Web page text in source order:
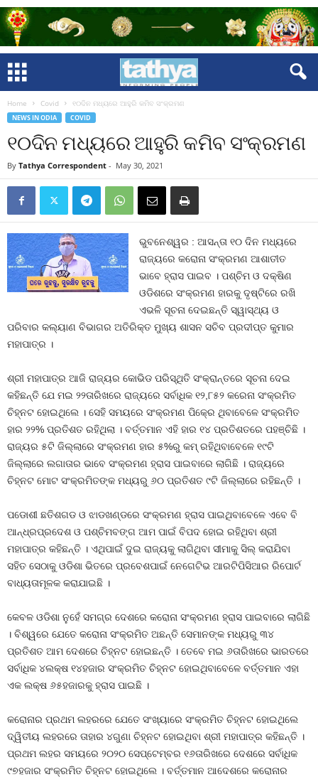
Home Covid ୧୦ଦିନ ମଧ୍ୟରେ ଆହୁରି କମିବ ସଂକ୍ରମଣ
NEWS IN ODIA COVID
୧୦ଦିନ ମଧ୍ୟରେ ଆହୁରି କମିବ ସଂକ୍ରମଣ
By Tathya Correspondent - May 30, 2021
ଭୁବନେଶ୍ୱର : ଆସନ୍ତା ୧୦ ଦିନ ମଧ୍ୟରେ
ରାଜ୍ୟରେ କରୋନା ସଂକ୍ରମଣ ଆଶାତୀତ
ଭାବେ ହ୍ରାସ ପାଇବ । ପଶ୍ଚିମ ଓ ଦକ୍ଷିଣ
ଓଡିଶରେ ସଂକ୍ରମଣ ହାରକୁ ଦୃଷ୍ଟିରେ ରଖି
ଏଭଳି ସୂଚନା ଦେଇଛନ୍ତି ସ୍ୱାସ୍ଥ୍ୟ ଓ
ପରିବାର କଲ୍ୟାଣ ବିଭାଗର ଅତିରିକ୍ତ ମୁଖ୍ୟ ଶାସନ ସଚିବ ପ୍ରଦୀପ୍ତ କୁମାର
ମହାପାତ୍ର ।
ଶ୍ରୀ ମହାପାତ୍ର ଆଜି ରାଜ୍ୟର କୋଭିଡ ପରିସ୍ଥିତି ସଂକ୍ରାନ୍ତରେ ସୂଚନା ଦେଇ
କହିଛନ୍ତି ଯେ ମଇ ୨୨ତାରିଖରେ ରାଜ୍ୟରେ ସର୍ବାଧିକ ୧୨,୮୫୨ କରେନା ସଂକ୍ରମିତ
ଚିହ୍ନଟ ହୋଇଥିଲେ । ସେହି ସମୟରେ ସଂକ୍ରମଣ ପିକ୍‍ରେ ଥିବାବେଳେ ସଂକ୍ରମିତ
ହାର ୨୨% ପ୍ରତିଶତ ରହିଥିଲା । ବର୍ତ୍ତମାନ ଏହି ହାର ୧୪ ପ୍ରତିଶତରେ ପହଞ୍ଚିଛି ।
ରାଜ୍ୟର ୫ଟି ଜିଲ୍ଲାରେ ସଂକ୍ରମଣ ହାର ୫%ରୁ କମ୍‍ ରହିଥିବାବେଳେ ୧୯ଟି
ଜିଲ୍ଲାରେ ଲଗାତାର ଭାବେ ସଂକ୍ରମଣ ହ୍ରାସ ପାଇବାରେ ଲାଗିଛି । ରାଜ୍ୟରେ
ଚିହ୍ନଟ ମୋଟ ସଂକ୍ରମିତଙ୍କ ମଧ୍ୟରୁ ୬୦ ପ୍ରତିଶତ ୯ଟି ଜିଲ୍ଲାରେ ରହିଛନ୍ତି ।
ପଡୋଶୀ ଛତିଶଗଡ ଓ ଝାଡଖଣ୍ଡରେ ସଂକ୍ରମଣ ହ୍ରାସ ପାଇଥିବାବେଳେ ଏବେ ବି
ଆନ୍ଧ୍ରପ୍ରଦେଶ ଓ ପଶ୍ଚିମବଙ୍ଗ ଆମ ପାଇଁ ବିପଦ ହୋଇ ରହିଥିବା ଶ୍ରୀ
ମହାପାତ୍ର କହିଛନ୍ତି । ଏଥିପାଇଁ ଦୁଇ ରାଜ୍ୟକୁ ଲାଗିଥିବା ସୀମାକୁ ସିଲ୍‍ କରାଯିବା
ସହିତ ସେଠାକୁ ଓଡିଶା ଭିତରେ ପ୍ରବେଶପାଇଁ ନେଗେଟିଭ ଆରଟିପିସିଆର ରିପୋର୍ଟ
ବାଧ୍ୟତାମୂଳକ କରାଯାଇଛି ।
କେବଳ ଓଡିଶା ନୁହେଁ ସମଗ୍ର ଦେଶରେ କରୋନା ସଂକ୍ରମଣ ହ୍ରାସ ପାଇବାରେ ଲାଗିଛି
। ବିଶ୍ୱରେ ଯେତେ କରୋନା ସଂକ୍ରମିତ ଅଛନ୍ତି ସେମାନଙ୍କ ମଧ୍ୟରୁ ୩୪
ପ୍ରତିଶତ ଆମ ଦେଶରେ ଚିହ୍ନଟ ହୋଇଛନ୍ତି । ତେବେ ମଇ ୬ତାରିଖରେ ଭାରତରେ
ସର୍ବାଧିକ ୪ଲକ୍ଷ ୧୪ହଜାର ସଂକ୍ରମିତ ଚିହ୍ନଟ ହୋଇଥିବାବେଳେ ବର୍ତ୍ତମାନ ଏହା
ଏକ ଲକ୍ଷ ୬୫ହଜାରକୁ ହ୍ରାସ ପାଇଛି ।
କରୋନାର ପ୍ରଥମ ଲହରରେ ଯେତେ ସଂଖ୍ୟାରେ ସଂକ୍ରମିତ ଚିହ୍ନଟ ହୋଇଥିଲେ
ଦ୍ୱିତୀୟ ଲହରରେ ତାହାର ୪ଗୁଣା ଚିହ୍ନଟ ହୋଇଥିବା ଶ୍ରୀ ମହାପାତ୍ର କହିଛନ୍ତି ।
ପ୍ରଥମ ଲହର ସମୟରେ ୨୦୨୦ ସେପ୍ଟେମ୍ବର ୧୬ତାରିଖରେ ଦେଶରେ ସର୍ବାଧିକ
୯୭ହଜାର ସଂକ୍ରମିତ ଚିହ୍ନଟ ହୋଇଥିଲେ । ବର୍ତ୍ତମାନ ଆଦେଶରେ କରୋନାର